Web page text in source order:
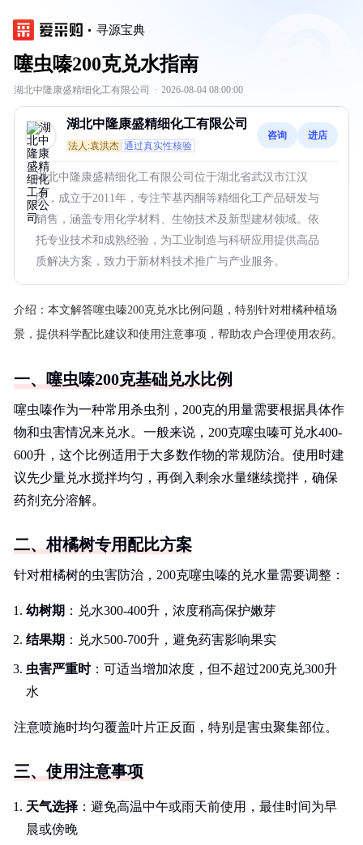
寻源宝典
噻虫嗪200克兑水指南
湖北中隆康盛精细化工有限公司 · 2026-08-04 08:00:00
湖北中隆康盛精细化工有限公司
法人:袁洪杰 通过真实性核验
咨询 进店
湖北中隆康盛精细化工有限公司位于湖北省武汉市江汉
区，成立于2011年，专注苄基丙酮等精细化工产品研发与
销售，涵盖专用化学材料、生物技术及新型建材领域。依
托专业技术和成熟经验，为工业制造与科研应用提供高品
质解决方案，致力于新材料技术推广与产业服务。
介绍： 本文解答噻虫嗪200克兑水比例问题，特别针对柑橘种植场
景，提供科学配比建议和使用注意事项，帮助农户合理使用农药。
一、噻虫嗪200克基础兑水比例
噻虫嗪作为一种常用杀虫剂，200克的用量需要根据具体作
物和虫害情况来兑水。一般来说，200克噻虫嗪可兑水400-
600升，这个比例适用于大多数作物的常规防治。使用时建
议先少量兑水搅拌均匀，再倒入剩余水量继续搅拌，确保
药剂充分溶解。
二、柑橘树专用配比方案
针对柑橘树的虫害防治，200克噻虫嗪的兑水量需要调整：
幼树期 ：兑水300-400升，浓度稍高保护嫩芽
结果期 ：兑水500-700升，避免药害影响果实
虫害严重时：可适当增加浓度，但不超过200克兑300升
水
注意喷施时均匀覆盖叶片正反面，特别是害虫聚集部位。
三、使用注意事项
天气选择 ：避免高温中午或雨天前使用，最佳时间为早
晨或傍晚